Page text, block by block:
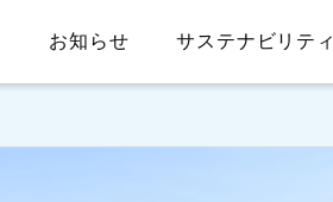
お知らせ サステナビリティ